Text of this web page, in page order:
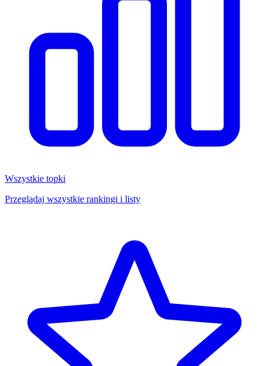
Wszystkie topki
Przeglądaj wszystkie rankingi i listy